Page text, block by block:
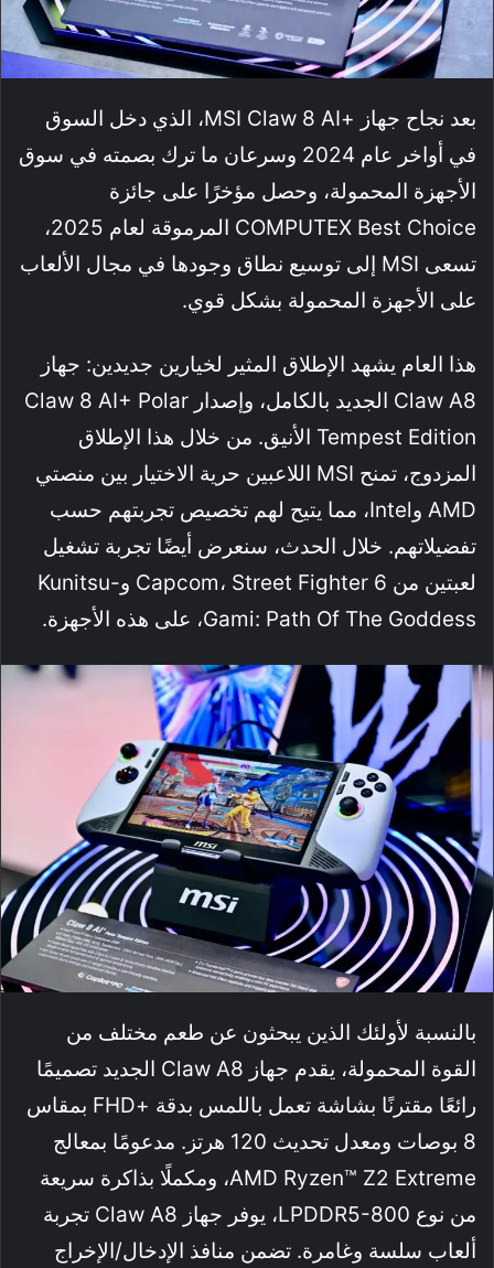
بعد نجاح جهاز +MSI Claw 8 AI، الذي دخل السوق
في أواخر عام 2024 وسرعان ما ترك بصمته في سوق
الأجهزة المحمولة، وحصل مؤخرًا على جائزة
COMPUTEX Best Choice المرموقة لعام 2025،
تسعى MSI إلى توسيع نطاق وجودها في مجال الألعاب
على الأجهزة المحمولة بشكل قوي.
هذا العام يشهد الإطلاق المثير لخيارين جديدين: جهاز
Claw A8 الجديد بالكامل، وإصدار Claw 8 AI+ Polar
Tempest Edition الأنيق. من خلال هذا الإطلاق
المزدوج، تمنح MSI اللاعبين حرية الاختيار بين منصتي
AMD وIntel، مما يتيح لهم تخصيص تجربتهم حسب
تفضيلاتهم. خلال الحدث، سنعرض أيضًا تجربة تشغيل
لعبتين من Capcom، Street Fighter 6 وKunitsu-
Gami: Path Of The Goddess، على هذه الأجهزة.
بالنسبة لأولئك الذين يبحثون عن طعم مختلف من
القوة المحمولة، يقدم جهاز Claw A8 الجديد تصميمًا
رائعًا مقترنًا بشاشة تعمل باللمس بدقة +FHD بمقاس
8 بوصات ومعدل تحديث 120 هرتز. مدعومًا بمعالج
AMD Ryzen™ Z2 Extreme، ومكملًا بذاكرة سريعة
من نوع LPDDR5-800، يوفر جهاز Claw A8 تجربة
ألعاب سلسة وغامرة. تضمن منافذ الإدخال/الإخراج